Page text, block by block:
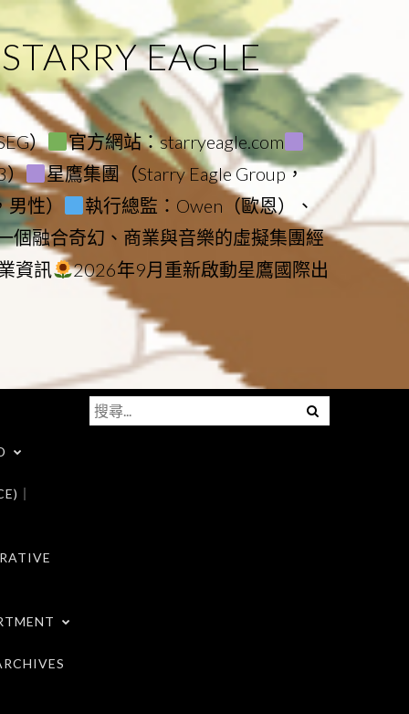
EAGLE
）
官方網站：starryeagle.com
）
星鷹集團（Starry Eagle Group，
性）
執行總監：Owen（歐恩）、
個融合奇幻、商業與音樂的虛擬集團經
資訊
2026年9月重新啟動星鷹國際出
｜
Menu
搜
尋